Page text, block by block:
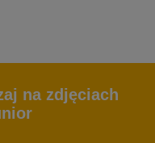
na zdjęciach